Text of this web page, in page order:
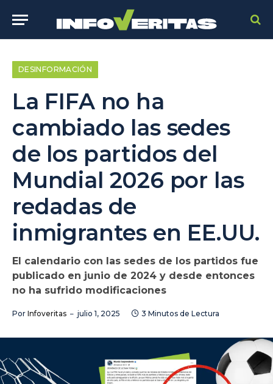
DESINFORMACIÓN
La FIFA no ha
cambiado las sedes
de los partidos del
Mundial 2026 por las
redadas de
inmigrantes en EE.UU.
El calendario con las sedes de los partidos fue
publicado en junio de 2024 y desde entonces
no ha sufrido modificaciones
Por Infoveritas julio 1, 2025 3 Minutos de Lectura